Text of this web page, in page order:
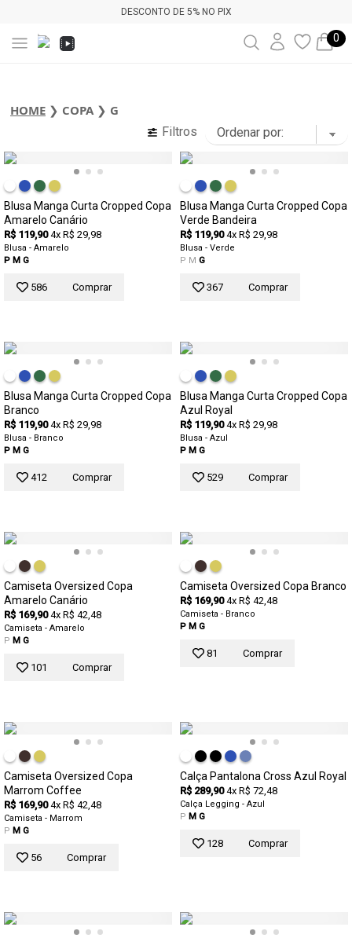
DESCONTO DE 5% NO PIX
0
HOME ❯ COPA❯ G
Filtros
Blusa Manga Curta Cropped Copa
Amarelo Canário
R$ 119,90 4x R$ 29,98
Blusa - Amarelo
P M G
586 Comprar
Blusa Manga Curta Cropped Copa
Verde Bandeira
R$ 119,90 4x R$ 29,98
Blusa - Verde
P M G
367 Comprar
Blusa Manga Curta Cropped Copa
Branco
R$ 119,90 4x R$ 29,98
Blusa - Branco
P M G
412 Comprar
Blusa Manga Curta Cropped Copa
Azul Royal
R$ 119,90 4x R$ 29,98
Blusa - Azul
P M G
529 Comprar
Camiseta Oversized Copa
Amarelo Canário
R$ 169,90 4x R$ 42,48
Camiseta - Amarelo
P M G
101 Comprar
Camiseta Oversized Copa Branco
R$ 169,90 4x R$ 42,48
Camiseta - Branco
P M G
81 Comprar
Camiseta Oversized Copa
Marrom Coffee
R$ 169,90 4x R$ 42,48
Camiseta - Marrom
P M G
56 Comprar
Calça Pantalona Cross Azul Royal
R$ 289,90 4x R$ 72,48
Calça Legging - Azul
P M G
128 Comprar